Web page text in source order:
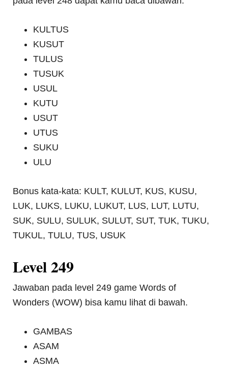
KULTUS
KUSUT
TULUS
TUSUK
USUL
KUTU
USUT
UTUS
SUKU
ULU
Bonus kata-kata: KULT, KULUT, KUS, KUSU,
LUK, LUKS, LUKU, LUKUT, LUS, LUT, LUTU,
SUK, SULU, SULUK, SULUT, SUT, TUK, TUKU,
TUKUL, TULU, TUS, USUK
Level 249
Jawaban pada level 249 game Words of
Wonders (WOW) bisa kamu lihat di bawah.
GAMBAS
ASAM
ASMA